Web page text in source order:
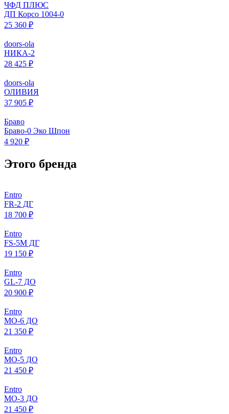
ЧФД ПЛЮС
ДП Корсо 1004-0
25 360 ₽
doors-ola
НИКА-2
28 425 ₽
doors-ola
ОЛИВИЯ
37 905 ₽
Браво
Браво-0 Эко Шпон
4 920 ₽
Этого бренда
Entro
FR-2 ДГ
18 700 ₽
Entro
FS-5M ДГ
19 150 ₽
Entro
GL-7 ДО
20 900 ₽
Entro
МO-6 ДО
21 350 ₽
Entro
МO-5 ДО
21 450 ₽
Entro
МO-3 ДО
21 450 ₽